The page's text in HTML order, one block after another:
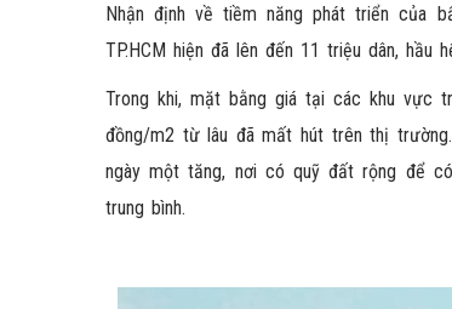
Nhận định về tiềm năng phát triển của
TP.HCM hiện đã lên đến 11 triệu dân, hầu
Trong khi, mặt bằng giá tại các khu vực
đồng/m2 từ lâu đã mất hút trên thị
ngày một tăng, nơi có quỹ đất rộng để
trung bình.